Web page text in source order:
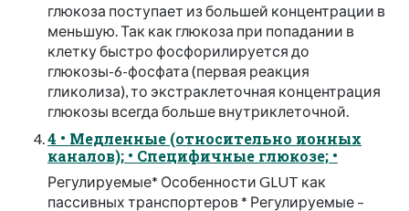
глюкоза поступает из большей концентрации в
меньшую. Так как глюкоза при попадании в
клетку быстро фосфорилируется до
глюкозы-6-фосфата (первая реакция
гликолиза), то экстраклеточная концентрация
глюкозы всегда больше внутриклеточной.
4 • Медленные (относительно ионных
каналов); • Специфичные глюкозе; •
Регулируемые* Особенности GLUT как
пассивных транспортеров * Регулируемые –